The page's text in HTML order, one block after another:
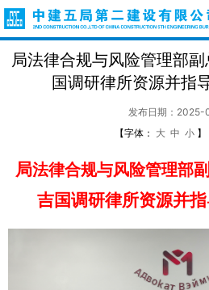
局法律合规与风险管理部
国调研律所资源并指
发布日期：2025-
【字体： 大 中 小 】
局法律合规与风险管理部
吉国调研律所资源并